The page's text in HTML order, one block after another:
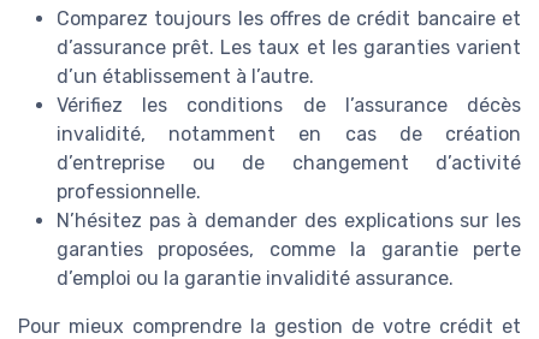
Comparez toujours les offres de crédit bancaire et
d’assurance prêt. Les taux et les garanties varient
d’un établissement à l’autre.
Vérifiez les conditions de l’assurance décès
invalidité, notamment en cas de création
d’entreprise ou de changement d’activité
professionnelle.
N’hésitez pas à demander des explications sur les
garanties proposées, comme la garantie perte
d’emploi ou la garantie invalidité assurance.
Pour mieux comprendre la gestion de votre crédit et